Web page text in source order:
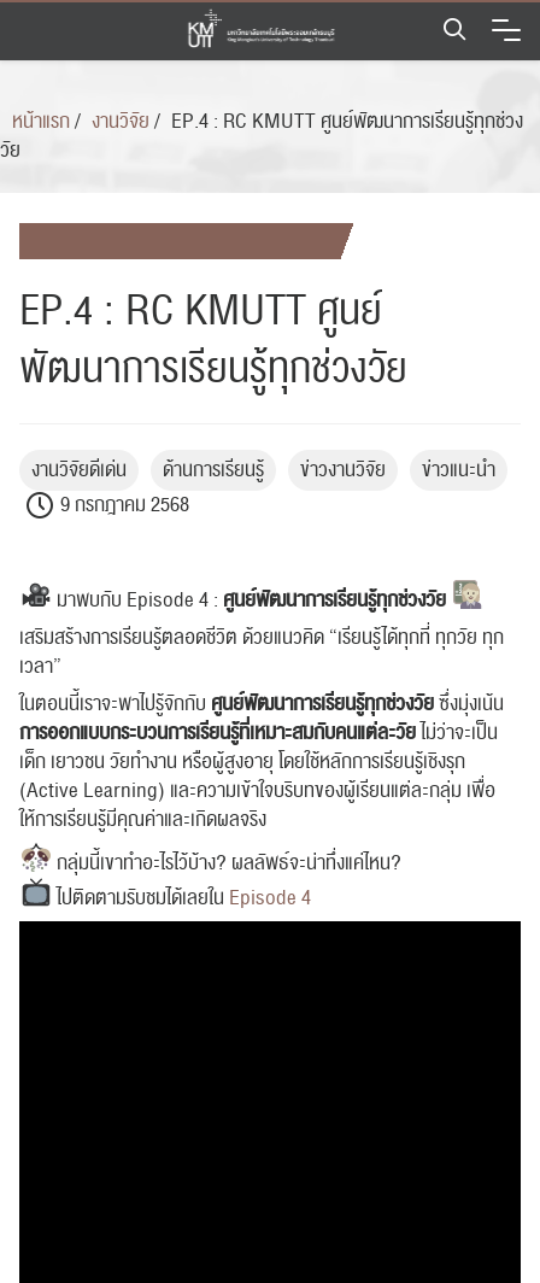
Skip
content
หน้าแรก/ งานวิจัย/ EP.4 : RC KMUTT ศูนย์พัฒนาการเรียนรู้ทุกช่วง
วัย
EP.4 : RC KMUTT ศูนย์
พัฒนาการเรียนรู้ทุกช่วงวัย
งานวิจัยดีเด่น ด้านการเรียนรู้ ข่าวงานวิจัย
ข่าวแนะนำ
9 กรกฎาคม 2568
มาพบกับ Episode 4 : ศูนย์พัฒนาการเรียนรู้ทุกช่วงวัย
เสริมสร้างการเรียนรู้ตลอดชีวิต ด้วยแนวคิด “เรียนรู้ได้ทุกที่ ทุกวัย ทุก
เวลา”
ในตอนนี้เราจะพาไปรู้จักกับ ศูนย์พัฒนาการเรียนรู้ทุกช่วงวัยซึ่งมุ่งเน้น
การออกแบบกระบวนการเรียนรู้ที่เหมาะสมกับคนแต่ละวัยไม่ว่าจะเป็น
เด็ก เยาวชน วัยทำงาน หรือผู้สูงอายุ โดยใช้หลักการเรียนรู้เชิงรุก
(Active Learning) และความเข้าใจบริบทของผู้เรียนแต่ละกลุ่ม เพื่อ
ให้การเรียนรู้มีคุณค่าและเกิดผลจริง
กลุ่มนี้เขาทำอะไรไว้บ้าง? ผลลัพธ์จะน่าทึ่งแค่ไหน?
ไปติดตามรับชมได้เลยใน Episode 4